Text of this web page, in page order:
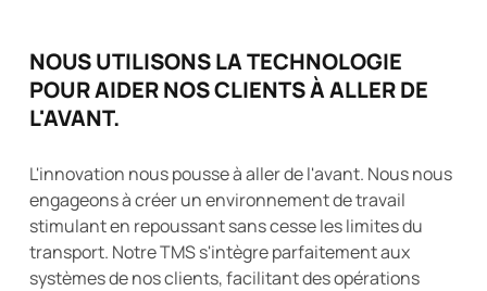
NOUS UTILISONS LA TECHNOLOGIE
POUR AIDER NOS CLIENTS À ALLER DE
L'AVANT.
L'innovation nous pousse à aller de l'avant. Nous nous
engageons à créer un environnement de travail
stimulant en repoussant sans cesse les limites du
transport. Notre TMS s'intègre parfaitement aux
systèmes de nos clients, facilitant des opérations